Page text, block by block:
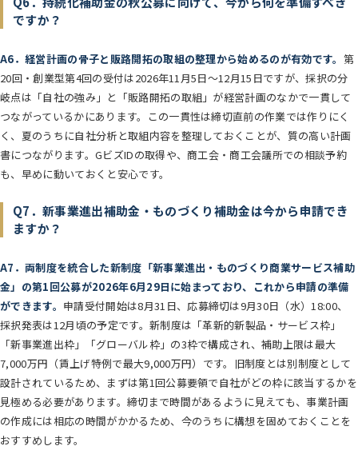
ですか？
A6．経営計画の骨子と販路開拓の取組の整理から始めるのが有効です。 第
20回・創業型第4回の受付は2026年11月5日〜12月15日ですが、採択の分
岐点は「自社の強み」と「販路開拓の取組」が経営計画のなかで一貫して
つながっているかにあります。この一貫性は締切直前の作業では作りにく
く、夏のうちに自社分析と取組内容を整理しておくことが、質の高い計画
書につながります。GビズIDの取得や、商工会・商工会議所での相談予約
も、早めに動いておくと安心です。
Q7．新事業進出補助金・ものづくり補助金は今から申請でき
ますか？
A7．両制度を統合した新制度「新事業進出・ものづくり商業サービス補助
金」の第1回公募が2026年6月29日に始まっており、これから申請の準備
ができます。 申請受付開始は8月31日、応募締切は9月30日（水）18:00、
採択発表は12月頃の予定です。新制度は「革新的新製品・サービス枠」
「新事業進出枠」「グローバル枠」の3枠で構成され、補助上限は最大
7,000万円（賃上げ特例で最大9,000万円）です。旧制度とは別制度として
設計されているため、まずは第1回公募要領で自社がどの枠に該当するかを
見極める必要があります。締切まで時間があるように見えても、事業計画
の作成には相応の時間がかかるため、今のうちに構想を固めておくことを
おすすめします。